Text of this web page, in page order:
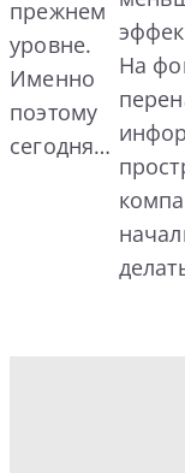
прежнем
уровне.
Именно
поэтому
сегодня…
На